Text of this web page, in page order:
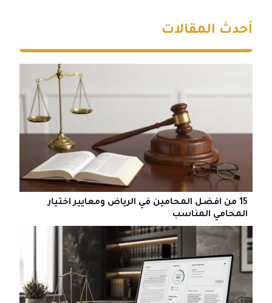
أحدث المقالات
15 من افضل المحامين في الرياض ومعايير اختيار
المحامي المناسب